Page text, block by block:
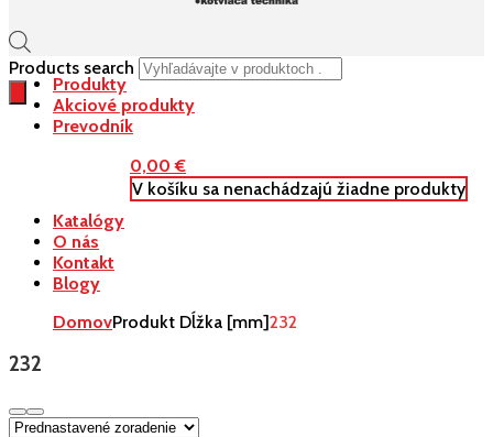
Products search
0,00€
V košíku sa nenachádzajú žiadne produkty
Produkty
Akciové produkty
Prevodník
Katalógy
O nás
Kontakt
Blogy
DomovProdukt Dĺžka [mm]232
232